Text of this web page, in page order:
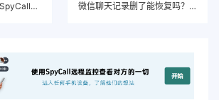
不碰他手机怎么查？SpyCall同WiFi部署+手机号远程安装，异地也能监控
微信聊天记录删了能恢复吗？SpyCall手机号安装：不用碰手机也能看